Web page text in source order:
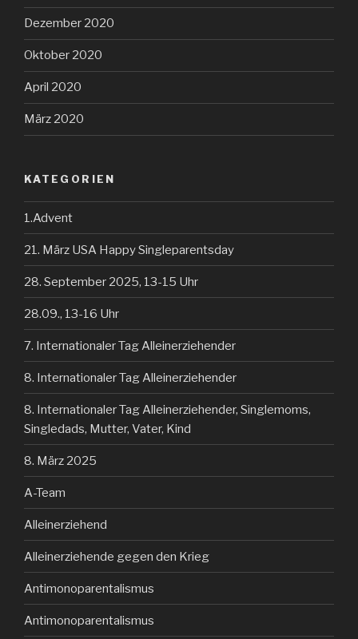
Dezember 2020
Oktober 2020
April 2020
März 2020
KATEGORIEN
1.Advent
21. März USA Happy Singleparentsday
28. September 2025, 13-15 Uhr
28.09., 13-16 Uhr
7. Internationaler Tag Alleinerziehender
8. Internationaler Tag Alleinerziehender
8. Internationaler Tag Alleinerziehender, Singlemoms,
Singledads, Mutter, Vater, Kind
8. März 2025
A-Team
Alleinerziehend
Alleinerziehende gegen den Krieg
Antimonoparentalismus
Antimonoparentalismus